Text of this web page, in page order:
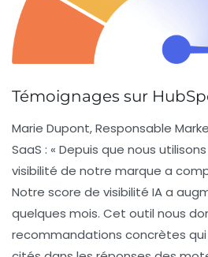
Témoignages sur
Marie Dupont, Responsable
SaaS : « Depuis que nous utilisons
visibilité de notre marque a
Notre score de visibilité IA a
quelques mois. Cet outil nous
recommandations concrètes